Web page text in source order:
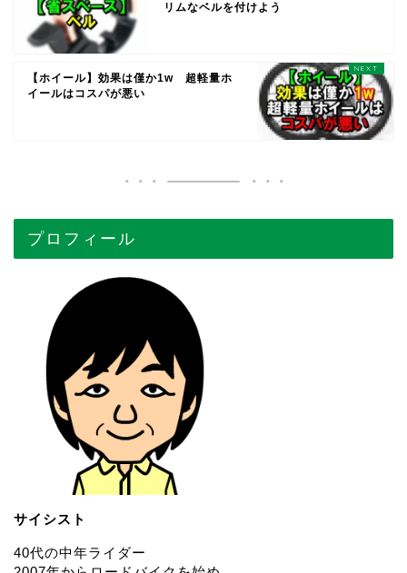
リムなベルを付けよう
【ホイール】効果は僅か1w 超軽量ホ
イールはコスパが悪い
プロフィール
サイシスト
40代の中年ライダー